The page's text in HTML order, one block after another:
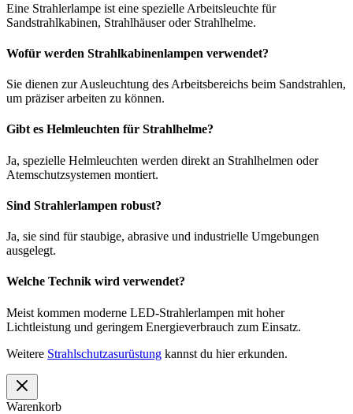
Eine Strahlerlampe ist eine spezielle Arbeitsleuchte für
Sandstrahlkabinen, Strahlhäuser oder Strahlhelme.
Wofür werden Strahlkabinenlampen verwendet?
Sie dienen zur Ausleuchtung des Arbeitsbereichs beim Sandstrahlen,
um präziser arbeiten zu können.
Gibt es Helmleuchten für Strahlhelme?
Ja, spezielle Helmleuchten werden direkt an Strahlhelmen oder
Atemschutzsystemen montiert.
Sind Strahlerlampen robust?
Ja, sie sind für staubige, abrasive und industrielle Umgebungen
ausgelegt.
Welche Technik wird verwendet?
Meist kommen moderne LED-Strahlerlampen mit hoher
Lichtleistung und geringem Energieverbrauch zum Einsatz.
Weitere Strahlschutzasurüstung kannst du hier erkunden.
Warenkorb